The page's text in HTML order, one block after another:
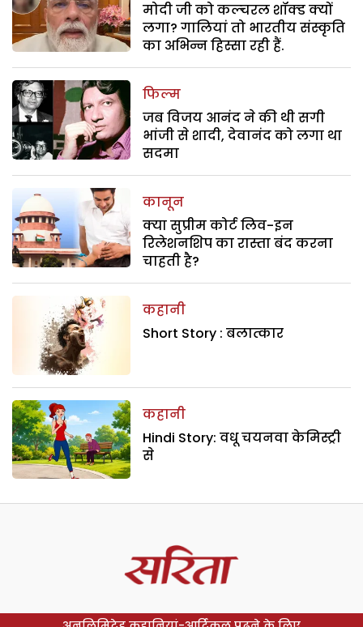
मोदी जी को कल्चरल शॉक्ड क्यों
लगा? गालियां तो भारतीय संस्कृति
का अभिन्न हिस्सा रही हैं.
फिल्म
जब विजय आनंद ने की थी सगी
भांजी से शादी, देवानंद को लगा था
सदमा
कानून
क्या सुप्रीम कोर्ट लिव-इन
रिलेशनशिप का रास्ता बंद करना
चाहती है?
कहानी
Short Story : बलात्कार
कहानी
Hindi Story: वधू चयनवा केमिस्ट्री
से